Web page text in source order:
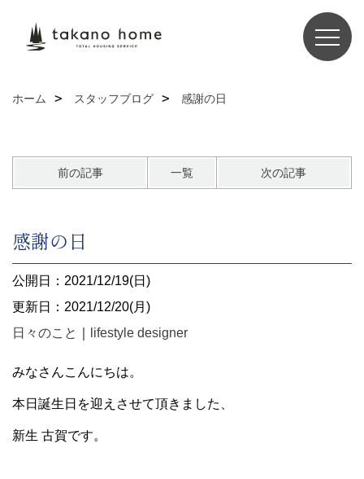
ホーム スタッフブログ 感謝の日
前の記事 一覧 次の記事
感謝の日
公開日：2021/12/19(日)
更新日：2021/12/20(月)
日々のこと
lifestyle designer
みなさんこんにちは。
本日誕生日を迎えさせて頂きました、
新生 古賀です。